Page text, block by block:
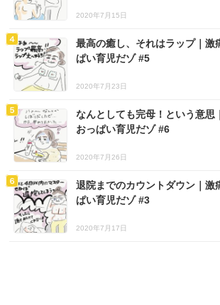
2020年7月15日
最高の癒し、それはラップ｜激
ぱい育児だゾ #5
2020年7月23日
なんとしても完母！という意思
おっぱい育児だゾ #6
2020年7月26日
退院までのカウントダウン｜激
ぱい育児だゾ #3
2020年7月17日